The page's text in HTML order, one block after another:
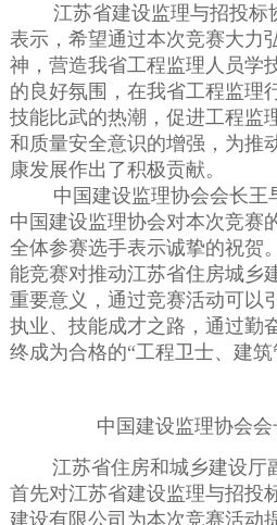
江苏省建设监理与招投标
表示，希望通过本次竞赛大力
神，营造我省工程监理人员学
的良好氛围，在我省工程监理
技能比武的热潮，促进工程监
和质量安全意识的增强，为推
康发展作出了积极贡献。
中国建设监理协会会长王
中国建设监理协会对本次竞赛
全体参赛选手表示诚挚的祝贺
能竞赛对推动江苏省住房城乡
重要意义，通过竞赛活动可以
执业、技能成才之路，通过勤
终成为合格的“工程卫士、建筑
中国建设监理协会
江苏省住房和城乡建设厅
首先对江苏省建设监理与招投
建设有限公司为本次竞赛活动